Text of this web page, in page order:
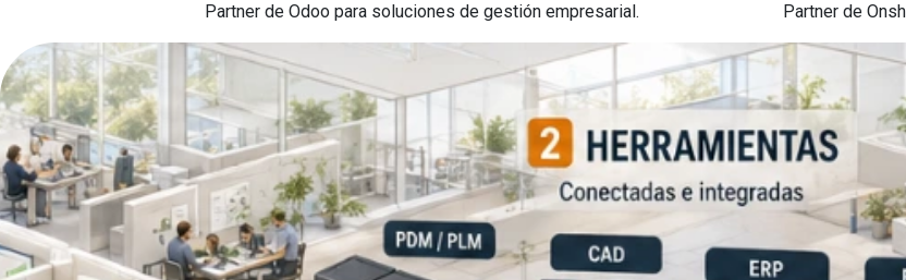
Partner de Odoo para soluciones de gestión empresarial. Partner de